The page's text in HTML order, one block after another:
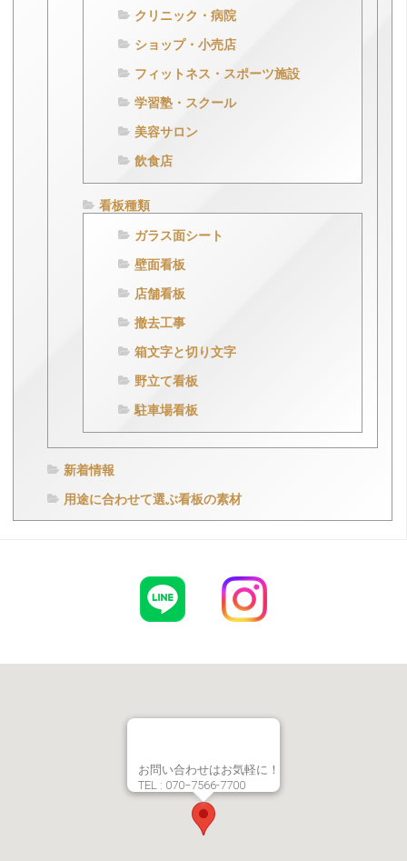
クリニック・病院
ショップ・小売店
フィットネス・スポーツ施設
学習塾・スクール
美容サロン
飲食店
看板種類
ガラス面シート
壁面看板
店舗看板
撤去工事
箱文字と切り文字
野立て看板
駐車場看板
新着情報
用途に合わせて選ぶ看板の素材
お問い合わせはお気軽に！
TEL : 070−7566-7700